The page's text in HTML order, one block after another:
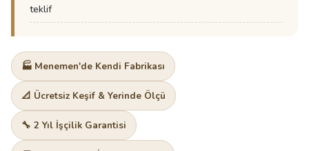
teklif
🏭 Menemen'de Kendi Fabrikası
📐 Ücretsiz Keşif & Yerinde Ölçü
🔧 2 Yıl İşçilik Garantisi